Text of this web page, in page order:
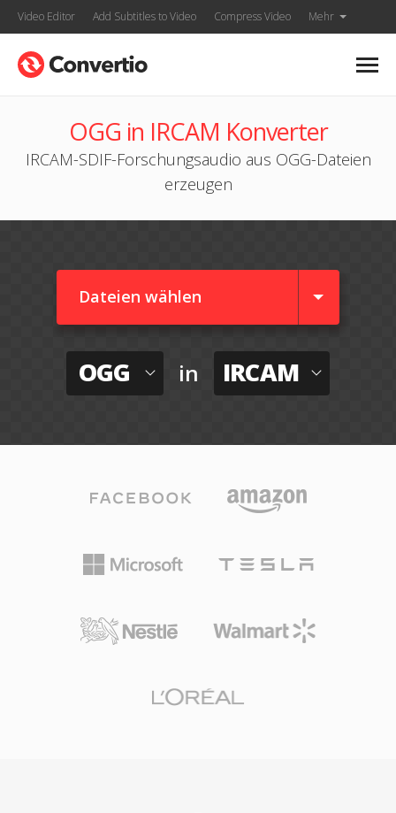
Video Editor Add Subtitles to Video Compress Video Mehr
OGG in IRCAM Konverter
IRCAM-SDIF-Forschungsaudio aus OGG-Dateien
erzeugen
Dateien wählen
OGG in IRCAM